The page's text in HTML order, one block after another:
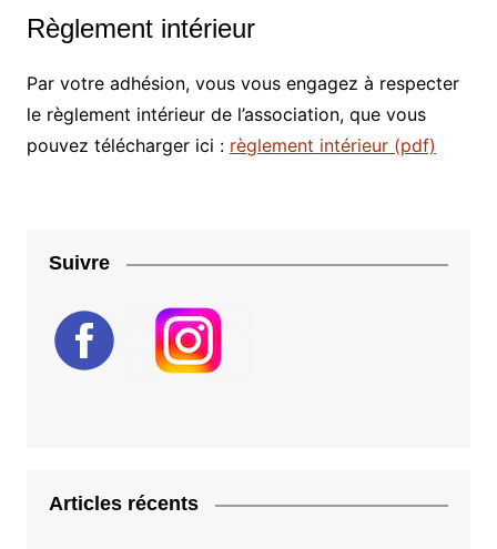
Règlement intérieur
Par votre adhésion, vous vous engagez à respecter
le règlement intérieur de l’association, que vous
pouvez télécharger ici : règlement intérieur (pdf)
Suivre
Articles récents